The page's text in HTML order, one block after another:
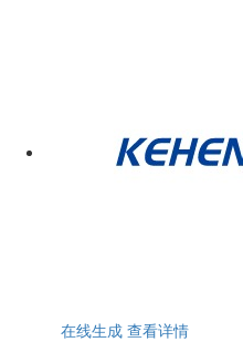
在线生成 查看详情